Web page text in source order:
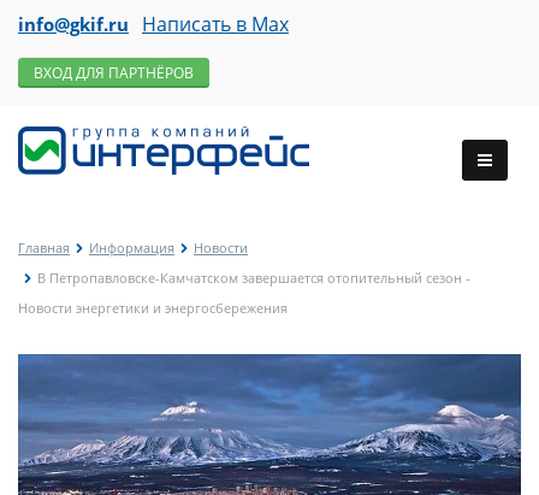
info@gkif.ru Написать в Max
ВХОД ДЛЯ ПАРТНЁРОВ
Главная Информация
Новости
В Петропавловске-Камчатском завершается отопительный сезон -
Новости энергетики и энергосбережения